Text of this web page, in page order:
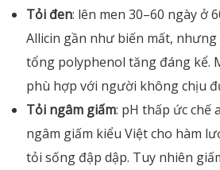
Tỏi đen: lên men 30–60 ngày ở
Allicin gần như biến mất, nhưng
tổng polyphenol tăng đáng kể.
phù hợp với người không chịu
Tỏi ngâm giấm: pH thấp ức chế
ngâm giấm kiểu Việt cho hàm
tỏi sống đập dập. Tuy nhiên